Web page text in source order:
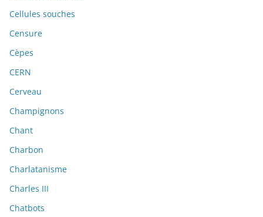
Cellules souches
Censure
Cèpes
CERN
Cerveau
Champignons
Chant
Charbon
Charlatanisme
Charles III
Chatbots